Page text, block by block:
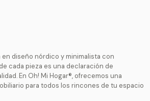
diseño nórdico y minimalista con
cada pieza es una declaración de
En Oh! Mi Hogar®, ofrecemos una
para todos los rincones de tu espacio